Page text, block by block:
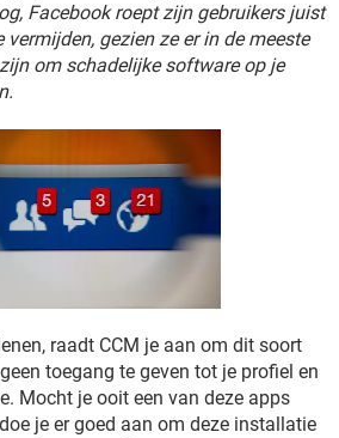
SNAPCHAT
Facebook roept zijn gebruikers juist
gezien ze er in de meeste
om schadelijke software op je
raadt CCM je aan om dit soort
toegang te geven tot je profiel en
Mocht je ooit een van deze apps
je er goed aan om deze installatie